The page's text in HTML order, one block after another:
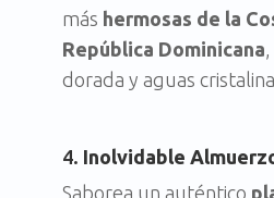
más hermosas de la
República Dominicana
dorada y aguas
4. Inolvidable
Saborea un auténtico